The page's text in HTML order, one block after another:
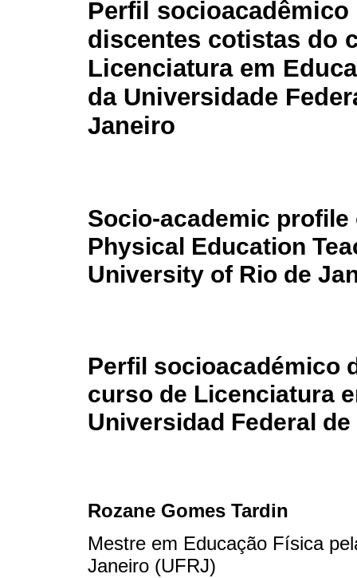
Perfil socioacadêmico
discentes cotistas do
Licenciatura em
da Universidade
Janeiro
Socio-academic
Physical Education
University of Rio de
Perfil socioacadémico
curso de Licenciatura
Universidad Federal
Rozane Gomes Tardin
Mestre em Educação Física
Janeiro (UFRJ)